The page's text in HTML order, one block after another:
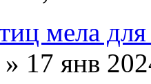
мела
» 17 янв